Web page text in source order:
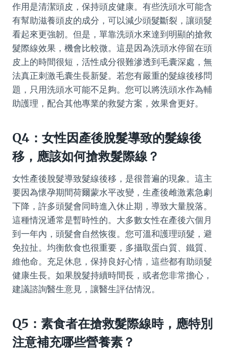
作用是清潔頭皮，保持頭皮健康。有些洗頭水可能含
有幫助滋養頭皮的成分，可以減少頭髮斷裂，讓頭髮
看起來更強韌。但是，單靠洗頭水來達到明顯的搶救
髮際線效果，機會比較微。這是因為洗頭水停留在頭
皮上的時間很短，活性成分很難滲透到毛囊深處，無
法真正刺激毛囊生長新髮。若您有嚴重的髮線後移問
題，只用洗頭水可能不足夠。您可以將洗頭水作為輔
助護理，配合其他專業的救髮方案，效果會更好。
Q4：女性因產後脫髮導致的髮線後
移，應該如何搶救髮際線？
女性產後脫髮導致髮線後移，是很普遍的現象。這主
要因為懷孕期間荷爾蒙水平改變，生產後雌激素急劇
下降，許多頭髮會同時進入休止期，導致大量脫落。
這種情況通常是暫時性的。大多數女性在產後六個月
到一年內，頭髮會自然恢復。您可溫和護理頭髮，避
免拉扯。均衡飲食也很重要，多攝取蛋白質、鐵質、
維他命。充足休息，保持良好心情，這些都有助頭髮
健康生長。如果脫髮持續時間長，或者您非常擔心，
建議諮詢醫生意見，讓醫生評估情況。
Q5：素食者在搶救髮際線時，應特別
注意補充哪些營養素？